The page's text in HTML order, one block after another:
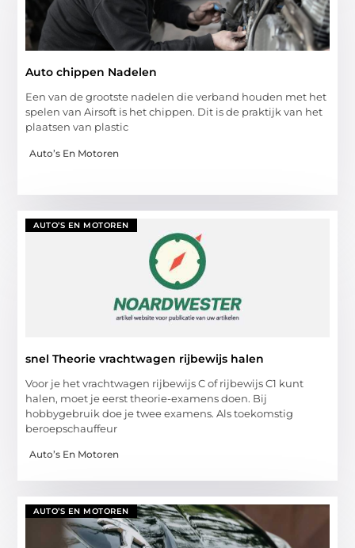
Auto chippen Nadelen
Een van de grootste nadelen die verband houden met het
spelen van Airsoft is het chippen. Dit is de praktijk van het
plaatsen van plastic
Auto’s En Motoren
AUTO’S EN MOTOREN
snel Theorie vrachtwagen rijbewijs halen
Voor je het vrachtwagen rijbewijs C of rijbewijs C1 kunt
halen, moet je eerst theorie-examens doen. Bij
hobbygebruik doe je twee examens. Als toekomstig
beroepschauffeur
Auto’s En Motoren
AUTO’S EN MOTOREN